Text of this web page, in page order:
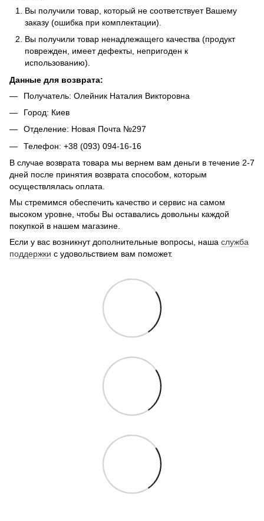
Вы получили товар, который не соответствует Вашему
заказу (ошибка при комплектации).
Вы получили товар ненадлежащего качества (продукт
поврежден, имеет дефекты, непригоден к
использованию).
Данные для возврата:
Получатель: Олейник Наталия Викторовна
Город: Киев
Отделение: Новая Почта №297
Телефон: +38 (093) 094-16-16
В случае возврата товара мы вернем вам деньги в течение 2-7
дней после принятия возврата способом, которым
осуществлялась оплата.
Мы стремимся обеспечить качество и сервис на самом
высоком уровне, чтобы Вы оставались довольны каждой
покупкой в нашем магазине.
Если у вас возникнут дополнительные вопросы, наша служба
поддержки с удовольствием вам поможет.